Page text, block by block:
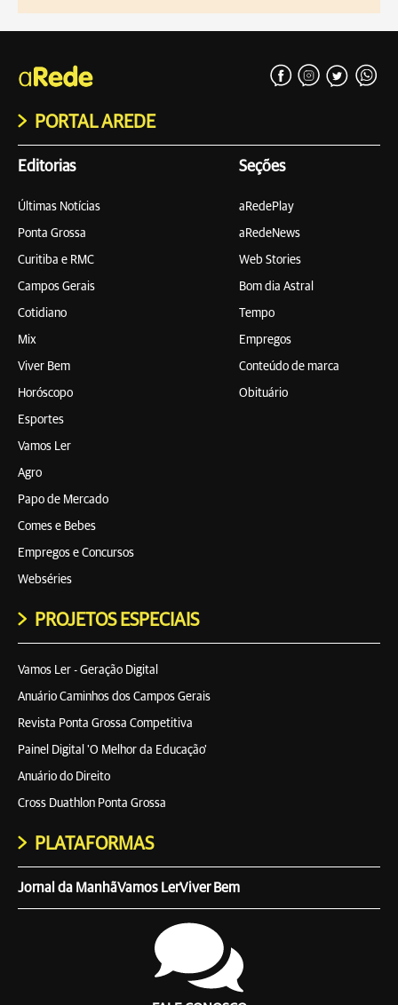
PORTAL AREDE
Editorias
Últimas Notícias
Ponta Grossa
Curitiba e RMC
Campos Gerais
Cotidiano
Mix
Viver Bem
Horóscopo
Esportes
Vamos Ler
Agro
Papo de Mercado
Comes e Bebes
Empregos e Concursos
Webséries
Seções
aRedePlay
aRedeNews
Web Stories
Bom dia Astral
Tempo
Empregos
Conteúdo de marca
Obituário
PROJETOS ESPECIAIS
Vamos Ler - Geração Digital
Anuário Caminhos dos Campos Gerais
Revista Ponta Grossa Competitiva
Painel Digital 'O Melhor da Educação'
Anuário do Direito
Cross Duathlon Ponta Grossa
PLATAFORMAS
Jornal da ManhãVamos LerViver Bem